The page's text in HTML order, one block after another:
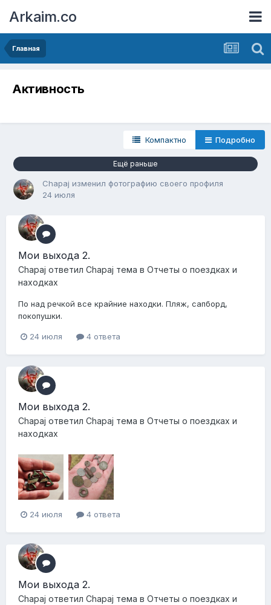
Arkaim.co
Главная
Активность
Компактно Подробно
Ещё раньше
Chapaj изменил фотографию своего профиля
24 июля
Мои выхода 2.
Chapaj ответил Chapaj тема в Отчеты о поездках и
находках
По над речкой все крайние находки. Пляж, сапборд,
покопушки.
24 июля 4 ответа
Мои выхода 2.
Chapaj ответил Chapaj тема в Отчеты о поездках и
находках
24 июля 4 ответа
Мои выхода 2.
Chapaj ответил Chapaj тема в Отчеты о поездках и